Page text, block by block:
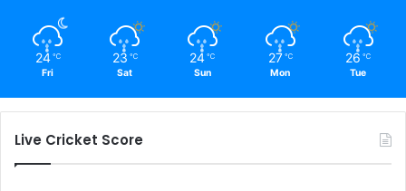
24 ℃
Fri
23 ℃
Sat
24 ℃
Sun
27 ℃
Mon
26 ℃
Tue
Live Cricket Score